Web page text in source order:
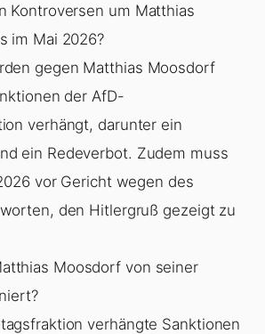
Kontroversen um Matthias
im Mai 2026?
gegen Matthias Moosdorf
der AfD-
verhängt, darunter ein
ein Redeverbot. Zudem muss
vor Gericht wegen des
den Hitlergruß gezeigt zu
Moosdorf von seiner
verhängte Sanktionen